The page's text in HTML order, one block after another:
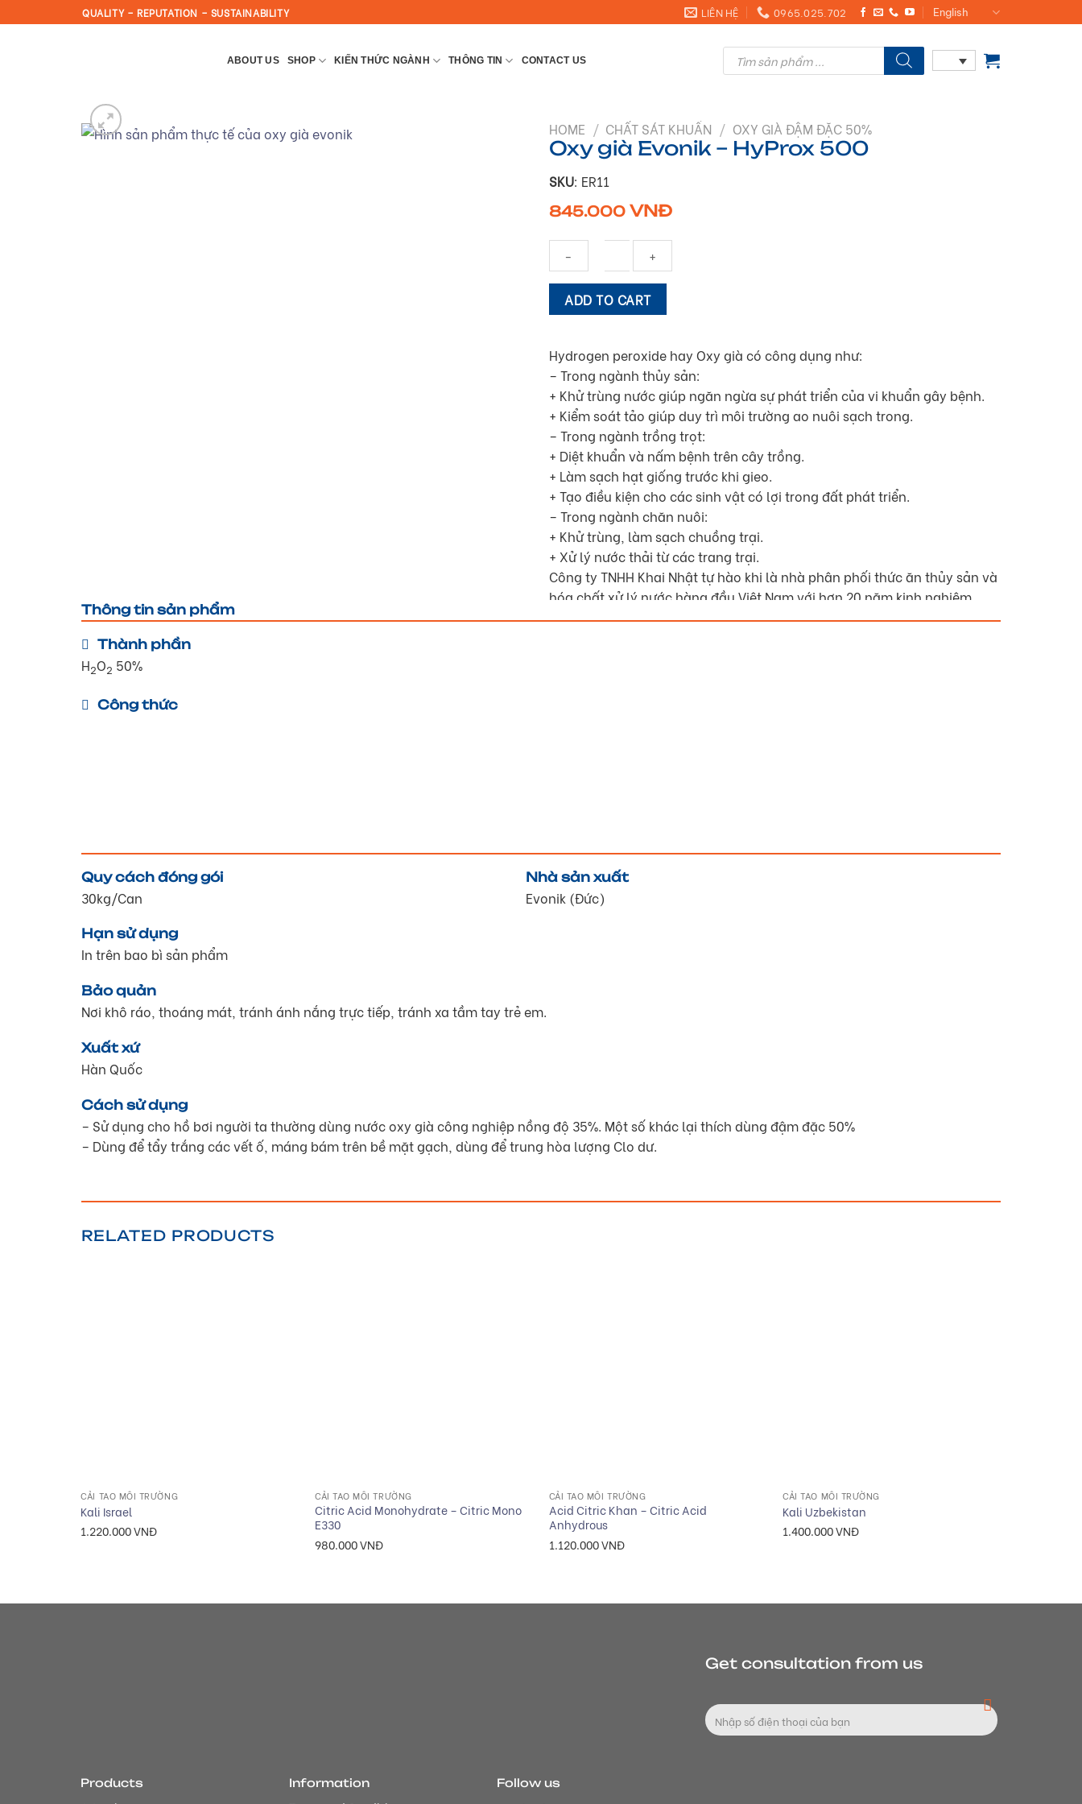
to
QUALITY – REPUTATION – SUSTAINABILITY LIÊN HỆ 0965.025.702 English
ABOUT US SHOP KIẾN THỨC NGÀNH THÔNG TIN CONTACT US
Products
search
HOME / CHẤT SÁT KHUẨN / OXY GIÀ ĐẬM ĐẶC 50%
Oxy già Evonik – HyProx 500
SKU: ER11
845.000 VNĐ
Oxy
già
-
HyProx
500
quantity
ADD TO CART
Hydrogen peroxide hay Oxy già có công dụng như:
– Trong ngành thủy sản:
+ Khử trùng nước giúp ngăn ngừa sự phát triển của vi khuẩn gây bệnh.
+ Kiểm soát tảo giúp duy trì môi trường ao nuôi sạch trong.
– Trong ngành trồng trọt:
+ Diệt khuẩn và nấm bệnh trên cây trồng.
+ Làm sạch hạt giống trước khi gieo.
+ Tạo điều kiện cho các sinh vật có lợi trong đất phát triển.
– Trong ngành chăn nuôi:
+ Khử trùng, làm sạch chuồng trại.
+ Xử lý nước thải từ các trang trại.
Công ty TNHH Khai Nhật tự hào khi là nhà phân phối thức ăn thủy sản và
hóa chất xử lý nước hàng đầu Việt Nam với hơn 20 năm kinh nghiệm.
Hãy liên hệ Khai Nhật ngay để được tư vấn chi tiết nhất về các sản phẩm
Thông tin sản phẩm
Thành phần
H2O2 50%
Công thức
Quy cách đóng gói
30kg/Can
Nhà sản xuất
Evonik (Đức)
Hạn sử dụng
In trên bao bì sản phẩm
Bảo quản
Nơi khô ráo, thoáng mát, tránh ánh nắng trực tiếp, tránh xa tầm tay trẻ em.
Xuất xứ
Hàn Quốc
Cách sử dụng
– Sử dụng cho hồ bơi người ta thường dùng nước oxy già công nghiệp nồng độ 35%. Một số khác lại thích dùng đậm đặc 50%
– Dùng để tẩy trắng các vết ố, máng bám trên bề mặt gạch, dùng để trung hòa lượng Clo dư.
RELATED PRODUCTS
CẢI TẠO MÔI TRƯỜNG
Kali Israel
1.220.000VNĐ
CẢI TẠO MÔI TRƯỜNG
Citric Acid Monohydrate – Citric Mono
E330
980.000VNĐ
CẢI TẠO MÔI TRƯỜNG
Acid Citric Khan – Citric Acid
Anhydrous
1.120.000VNĐ
CẢI TẠO MÔI TRƯỜNG
Kali Uzbekistan
1.400.000VNĐ
Products Information Follow us
Get consultation from us